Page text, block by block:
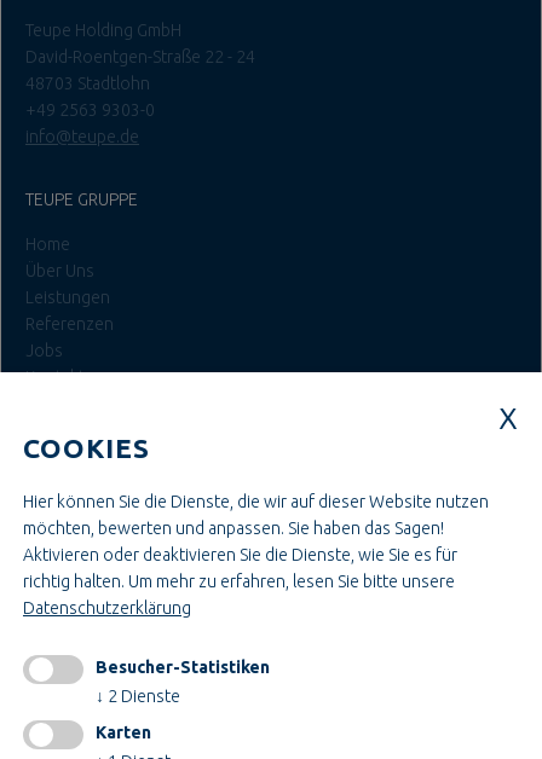
Teupe Holding GmbH
David-Roentgen-Straße 22 - 24
48703 Stadtlohn
+49 2563 9303-0
info@teupe.de
TEUPE GRUPPE
Home
Über Uns
Leistungen
Referenzen
Jobs
Kontakt
Ausbildung & Studium
Bau- & Projektleitung
Administration & Verwaltung
Handwerk & Montage
Konstruktion & Technik
INFORMATIONEN
Impressum
AGB
COOKIES
Hier können Sie die Dienste, die wir auf dieser Website nutzen
möchten, bewerten und anpassen. Sie haben das Sagen!
Aktivieren oder deaktivieren Sie die Dienste, wie Sie es für
richtig halten. Um mehr zu erfahren, lesen Sie bitte unsere
Datenschutzerklärung
Besucher-Statistiken
↓ 2 Dienste
Karten